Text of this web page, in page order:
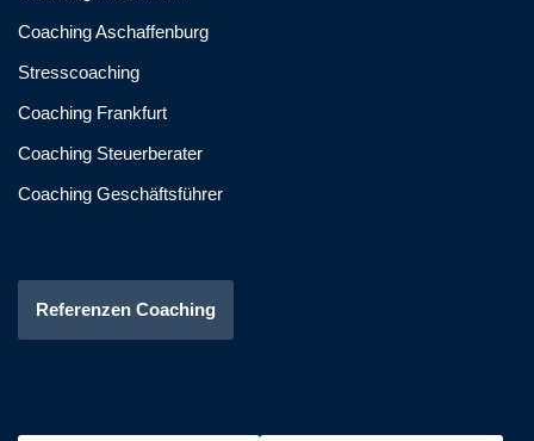
Coaching Aschaffenburg
Stresscoaching
Coaching Frankfurt
Coaching Steuerberater
Coaching Geschäftsführer
Referenzen Coaching